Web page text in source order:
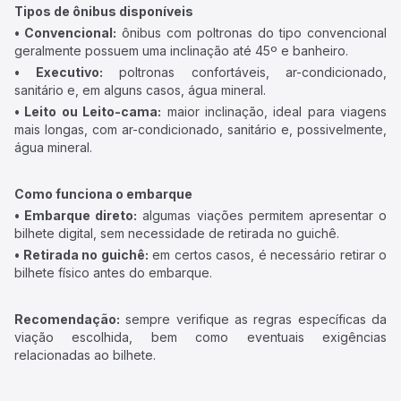
Tipos de ônibus disponíveis
• Convencional: ônibus com poltronas do tipo convencional
geralmente possuem uma inclinação até 45º e banheiro.
• Executivo: poltronas confortáveis, ar-condicionado,
sanitário e, em alguns casos, água mineral.
• Leito ou Leito-cama: maior inclinação, ideal para viagens
mais longas, com ar-condicionado, sanitário e, possivelmente,
água mineral.
Como funciona o embarque
• Embarque direto: algumas viações permitem apresentar o
bilhete digital, sem necessidade de retirada no guichê.
• Retirada no guichê: em certos casos, é necessário retirar o
bilhete físico antes do embarque.
Recomendação: sempre verifique as regras específicas da
viação escolhida, bem como eventuais exigências
relacionadas ao bilhete.